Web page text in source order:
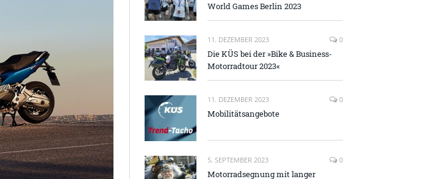
World Games Berlin 2023
11. DEZEMBER 2023 0
Die KÜS bei der »Bike & Business-
Motorradtour 2023«
11. DEZEMBER 2023 0
Mobilitätsangebote
5. SEPTEMBER 2023 0
Motorradsegnung mit langer